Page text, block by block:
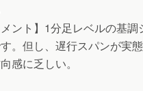
メント】1分足レベルの基
。但し、遅行スパンが実
感に乏しい。